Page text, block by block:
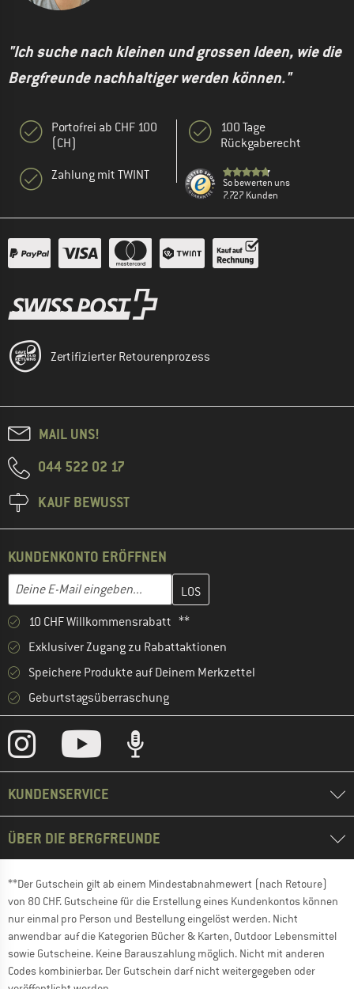
"Ich suche nach kleinen und grossen Ideen, wie die
Bergfreunde nachhaltiger werden können."
Portofrei ab CHF 100
(CH)
Zahlung mit TWINT
100 Tage
Rückgaberecht
So bewerten uns
7.727 Kunden
Zertifizierter Retourenprozess
MAIL UNS!
044 522 02 17
KAUF BEWUSST
KUNDENKONTO ERÖFFNEN
E-Mail-Adresse
Gib hier deine E-Mail-Adresse ein und erstelle im nächsten
10 CHF Willkommensrabatt **
Exklusiver Zugang zu Rabattaktionen
Speichere Produkte auf Deinem Merkzettel
Geburtstagsüberraschung
KUNDENSERVICE
ÜBER DIE BERGFREUNDE
**Der Gutschein gilt ab einem Mindestabnahmewert (nach Retoure)
von 80 CHF. Gutscheine für die Erstellung eines Kundenkontos können
nur einmal pro Person und Bestellung eingelöst werden. Nicht
anwendbar auf die Kategorien Bücher & Karten, Outdoor Lebensmittel
sowie Gutscheine. Keine Barauszahlung möglich. Nicht mit anderen
Codes kombinierbar. Der Gutschein darf nicht weitergegeben oder